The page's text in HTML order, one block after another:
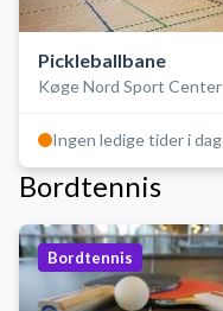
Pickleballbane
Køge Nord Sport Center
Ingen ledige tider i dag
Bordtennis
Bordtennis